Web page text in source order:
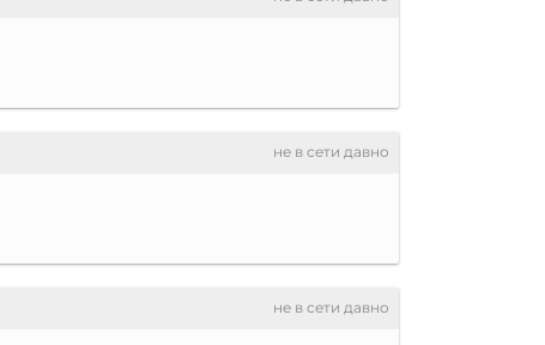
не в сети давно
не в сети давно